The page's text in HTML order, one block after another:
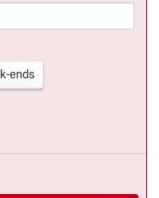
ends